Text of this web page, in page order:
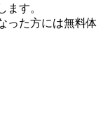
す。
った方には無料体